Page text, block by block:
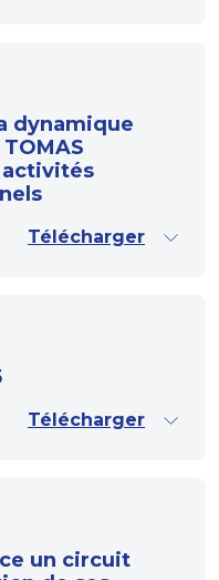
dynamique
Télécharger
Télécharger
un circuit